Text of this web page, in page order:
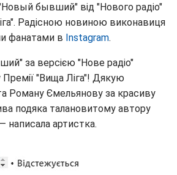
бывший" від "Нового радіо"
Радісною новиною виконавиця
фанатами в Instagram.
за версією "Нове радіо"
Премії "Вища Ліга"! Дякую
Роману Ємельянову за красиву
подяка талановитому автору
написала артистка.